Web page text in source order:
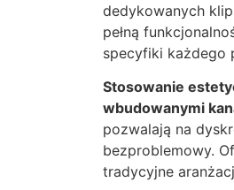
dedykowanych
pełną
specyfiki każdego
Stosowanie
wbudowanymi
pozwalają na
bezproblemowy.
tradycyjne